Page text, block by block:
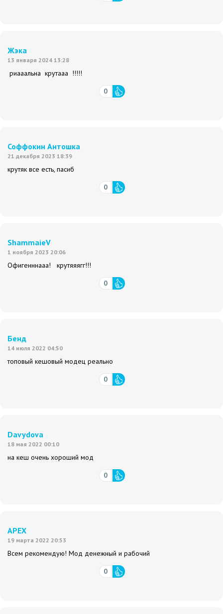
Жэка
13 января 2024 13:28
риааальна крутааа !!!!!
0
Соффокин Антошка
21 декабря 2023 18:39
крутяк все есть, пасиб
0
ShammaieV
1 ноября 2023 20:06
Офигенннааа! крутяяягг!!!
0
Бенд
14 июля 2022 04:50
топовый кешовый модец реально
0
Davydova
18 мая 2022 00:10
на кеш очень хороший мод
0
APEX
19 марта 2022 20:53
Всем рекомендую! Мод денежный и рабочий
0